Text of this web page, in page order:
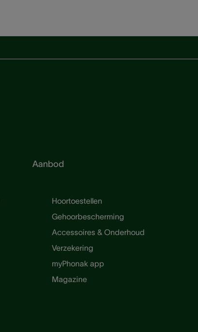
Aanbod
Hoortoestellen
Gehoorbescherming
Accessoires & Onderhoud
Verzekering
myPhonak app
Magazine